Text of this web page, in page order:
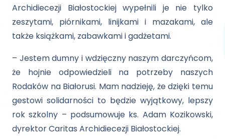
Archidiecezji Białostockiej wypełnili je nie tylko
zeszytami, piórnikami, linijkami i mazakami, ale
także książkami, zabawkami i gadżetami.
– Jestem dumny i wdzięczny naszym darczyńcom,
że hojnie odpowiedzieli na potrzeby naszych
Rodaków na Białorusi. Mam nadzieję, że dzięki temu
gestowi solidarności to będzie wyjątkowy, lepszy
rok szkolny – podsumowuje ks. Adam Kozikowski,
dyrektor Caritas Archidiecezji Białostockiej.